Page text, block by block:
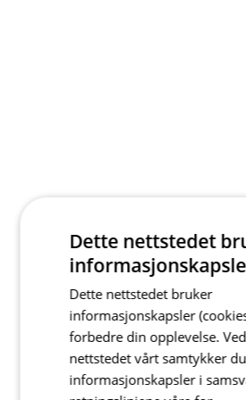
Dette nettstedet
Dette nettstedet bruker
informasjonskapsler
forbedre din opplevelse.
nettstedet vårt samtykker
informasjonskapsler i